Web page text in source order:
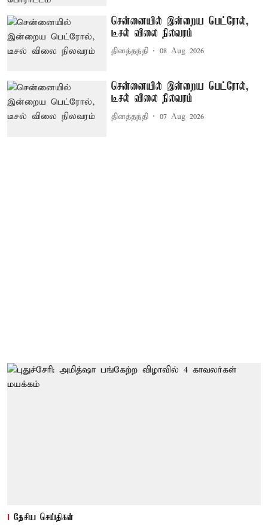
சென்னையில் இன்றைய பெட்ரோல்,
டீசல் விலை நிலவரம்
தினத்தந்தி 08 Aug 2026
சென்னையில் இன்றைய பெட்ரோல்,
டீசல் விலை நிலவரம்
தினத்தந்தி 07 Aug 2026
தேசிய செய்திகள்